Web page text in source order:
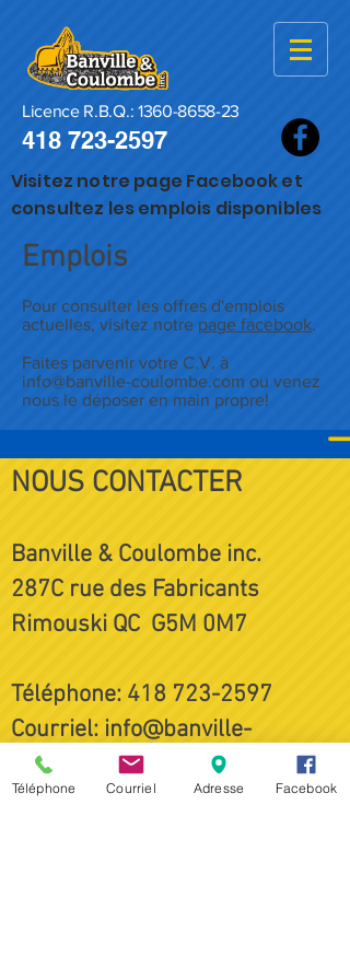
Licence R.B.Q.: 1360-8658-23
418 723-2597
Visitez notre page Facebook et
consultez les emplois disponibles
Emplois
Pour consulter les offres d'emplois
actuelles, visitez notre page facebook.
Faites parvenir votre C.V. à
info@banville-coulombe.com ou venez
nous le déposer en main propre!
NOUS CONTACTER
Banville & Coulombe inc.
287C rue des Fabricants
Rimouski QC G5M 0M7
Téléphone: 418 723-2597
Courriel: info@banville-
coulombe.com
Téléphone Courriel Adresse Facebook